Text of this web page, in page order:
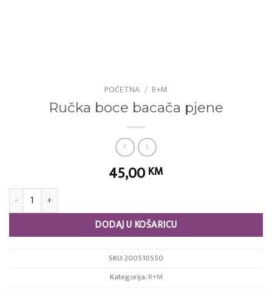
POČETNA / R+M
Ručka boce bacača pjene
45,00 KM
Ručka boce bacača pjene količina
DODAJ U KOŠARICU
SKU:200510550
Kategorija:R+M